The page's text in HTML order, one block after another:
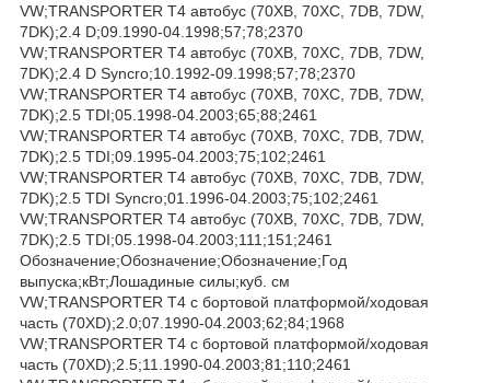
VW;TRANSPORTER T4 автобус (70XB, 70XC, 7DB, 7DW,
7DK);2.4 D;09.1990-04.1998;57;78;2370
VW;TRANSPORTER T4 автобус (70XB, 70XC, 7DB, 7DW,
7DK);2.4 D Syncro;10.1992-09.1998;57;78;2370
VW;TRANSPORTER T4 автобус (70XB, 70XC, 7DB, 7DW,
7DK);2.5 TDI;05.1998-04.2003;65;88;2461
VW;TRANSPORTER T4 автобус (70XB, 70XC, 7DB, 7DW,
7DK);2.5 TDI;09.1995-04.2003;75;102;2461
VW;TRANSPORTER T4 автобус (70XB, 70XC, 7DB, 7DW,
7DK);2.5 TDI Syncro;01.1996-04.2003;75;102;2461
VW;TRANSPORTER T4 автобус (70XB, 70XC, 7DB, 7DW,
7DK);2.5 TDI;05.1998-04.2003;111;151;2461
Обозначение;Обозначение;Обозначение;Год
выпуска;кВт;Лошадиные силы;куб. см
VW;TRANSPORTER T4 c бортовой платформой/ходовая
часть (70XD);2.0;07.1990-04.2003;62;84;1968
VW;TRANSPORTER T4 c бортовой платформой/ходовая
часть (70XD);2.5;11.1990-04.2003;81;110;2461